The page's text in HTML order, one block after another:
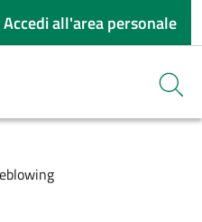
Accedi all'area personale